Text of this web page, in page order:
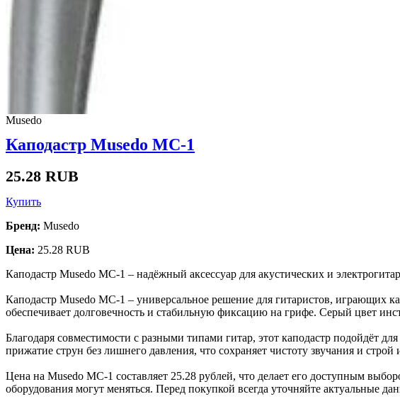
Musedo
Каподастр Musedo MC-1
25.28 RUB
Купить
Бренд: Musedo
Цена: 25.28 RUB
Каподастр Musedo MC-1 – надёжный аксессуар для акустических и электрогитар
Каподастр Musedo MC-1 – универсальное решение для гитаристов, играющих
обеспечивает долговечность и стабильную фиксацию на грифе. Серый цвет
Благодаря совместимости с разными типами гитар, этот каподастр подойдёт
прижатие струн без лишнего давления, что сохраняет чистоту звучания и строй
Цена на Musedo MC-1 составляет 25.28 рублей, что делает его доступным
оборудования могут меняться. Перед покупкой всегда уточняйте актуальные